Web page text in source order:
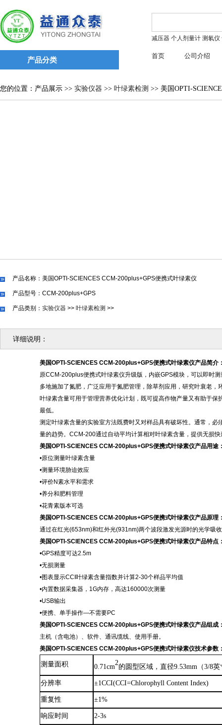
产品分类
减压器 个人剂量计 测氡仪
首页 公司介绍
您的位置：产品展示 >> 实验仪器 >> 叶绿素检测 >> 美国OPTI-
产品名称：美国OPTI-SCIENCES CCM-200plus+GPS便携式叶绿素仪
产品型号：CCM-200plus+GPS
产品类别： 实验仪器 >> 叶绿素检测 >>
详细说明：
美国OPTI-SCIENCES CCM-200plus+GPS便携式叶绿素仪产品简介
原CCM-200plus便携式叶绿素仪升级版，内嵌GPS模块，可以即时
多地施加了氮肥，广泛应用于氮肥管理，除草剂应用，研究叶衰老
叶绿素含量可用于管理营养优化计划，既可提高作物产量又有助于
最低。
测定叶绿素含量的实验室方法既费时又对样品具有破坏性。通常，
量的趋势。 CCM-200通过自动平均计算相对叶绿素含量，提供无损
美国OPTI-SCIENCES CCM-200plus+GPS便携式叶绿素仪产品用途
•原位测量叶绿素含量
•测量环境胁迫效应
•评价N素水平和需求
•养分和肥料管理
•花青素版本可选
美国OPTI-SCIENCES CCM-200plus+GPS便携式叶绿素仪产品原理
通过在红光(653nm)和红外光(931nm)两个波段激发光源时的光学吸
美国OPTI-SCIENCES CCM-200plus+GPS便携式叶绿素仪产品特点
•GPS精度可达2.5m
•无损测量
•图表显示CCI叶绿素含量指数并计算2-30个样品平均值
•内置数据采集器，1G内存，高达160000次测量
•USB输出
•便携、单手操作—不需要PC
美国OPTI-SCIENCES CCM-200plus+GPS便携式叶绿素仪产品组成
主机（含电池）、软件、通讯缆线、使用手册。
美国OPTI-SCIENCES CCM-200plus+GPS便携式叶绿素仪技术参数
测量面积 0.71cm
2
的圆型区域，直径9.53mm（3/8
分辨率 ±1CCI(CCI=Chlorophyll Content Index)
重复性 ±1%
响应时间 2-3s